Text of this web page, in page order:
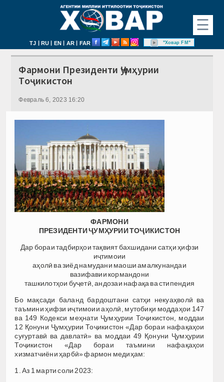
☰
TJ | RU | EN | AR | FAR "Ховар FM"
Фармони Президенти Ҷумҳурии
Тоҷикистон
Февраль 6, 2023 16:20
ФАРМОНИ
ПРЕЗИДЕНТИ ҶУМҲУРИИ ТОҶИКИСТОН
Дар бораи тадбирҳои тақвият бахшидани сатҳи ҳифзи
иҷтимоии
аҳолӣ ва зиёд намудани маоши амалкунандаи
вазифавии кормандони
ташкилотҳои буҷетӣ, андозаи нафақа ва стипендия
Бо мақсади баланд бардоштани сатҳи некуаҳволӣ ва
таъмини ҳифзи иҷтимоии аҳолӣ, мутобиқи моддаҳои 147
ва 149 Кодекси меҳнати Ҷумҳурии Тоҷикистон, моддаи
12 Қонуни Ҷумҳурии Тоҷикистон «Дар бораи нафақаҳои
суғуртавӣ ва давлатӣ» ва моддаи 49 Қонуни Ҷумҳурии
Тоҷикистон «Дар бораи таъмини нафақаҳои
хизматчиёни ҳарбӣ» фармон медиҳам:
1. Аз 1 марти соли 2023: